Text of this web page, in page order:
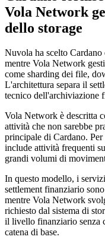
Vola Network
dello storage
Nuvola ha scelto
mentre Vola Network
come sharding dei file,
L'architettura separa il
tecnico dell'archiviazione
Vola Network è descritta
attività che non sarebbe
principale di Cardano.
include attività frequenti
grandi volumi di
In questo modello, i
settlement finanziario
mentre Vola Network
richiesto dal sistema di
il livello finanziario senza
catena di base.